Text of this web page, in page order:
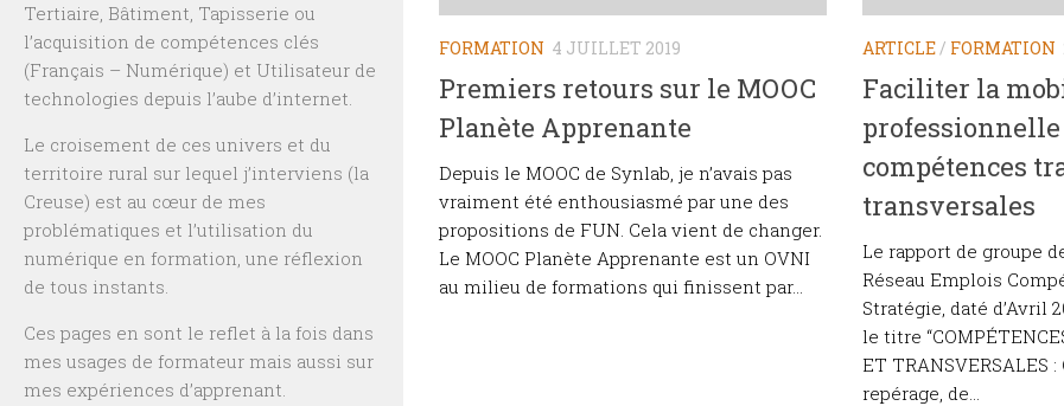
FORMATION 4 JUILLET 2019
Premiers retours sur le MOOC
Planète Apprenante
Depuis le MOOC de Synlab, je n’avais pas
vraiment été enthousiasmé par une des
propositions de FUN. Cela vient de changer.
Le MOOC Planète Apprenante est un OVNI
au milieu de formations qui finissent par...
ARTICLE/ FORMATION
Faciliter la
professionnelle
compétences
transversales
Le rapport de groupe
Réseau Emplois
Stratégie, daté d’Avril
le titre
ET TRANSVERSALES
repérage, de...
Tertiaire, Bâtiment, Tapisserie ou
l’acquisition de compétences clés
(Français – Numérique) et Utilisateur de
technologies depuis l’aube d’internet.
Le croisement de ces univers et du
territoire rural sur lequel j’interviens (la
Creuse) est au cœur de mes
problématiques et l’utilisation du
numérique en formation, une réflexion
de tous instants.
Ces pages en sont le reflet à la fois dans
mes usages de formateur mais aussi sur
mes expériences d’apprenant.